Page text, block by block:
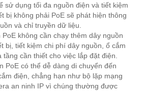
sử dụng tối đa nguồn điện và tiết kiệm
bị không phải PoE sẽ phát hiện thông
và chỉ truyền dữ liệu.
không cần chạy thêm dây nguồn
bị, tiết kiệm chi phí dây nguồn, ổ cắm
cần thiết cho việc lắp đặt điện.
PoE có thể dễ dàng di chuyển đến
điện, chẳng hạn như bộ lặp mạng
an ninh IP vì chúng thường được